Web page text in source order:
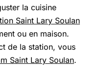
la cuisine
Saint Lary Soulan
ou en maison.
de la station, vous
Saint Lary Soulan.